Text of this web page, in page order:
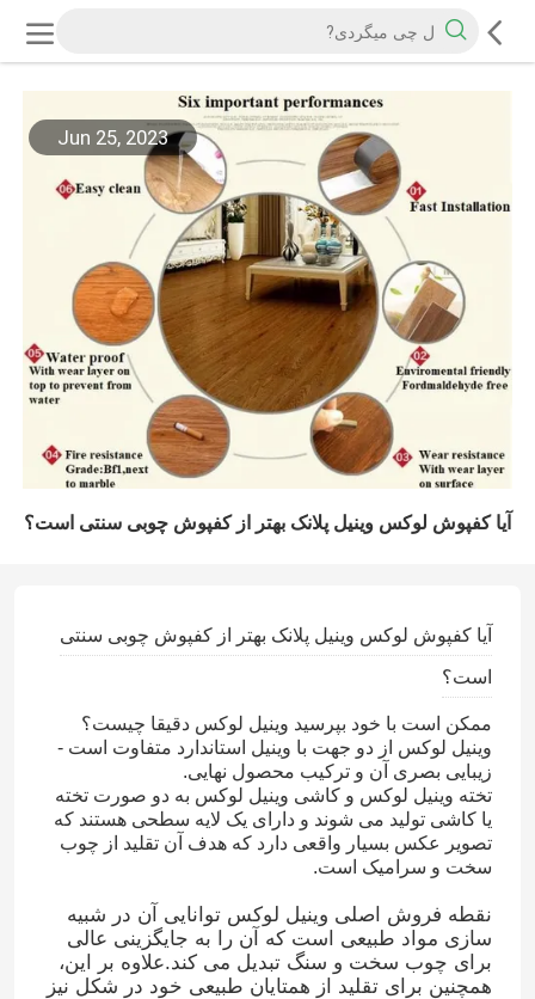
Jun 25, 2023
آیا کفپوش لوکس وینیل پلانک بهتر از کفپوش چوبی سنتی است؟
آیا کفپوش لوکس وینیل پلانک بهتر از کفپوش چوبی سنتی
است؟
ممکن است با خود بپرسید وینیل لوکس دقیقا چیست؟
وینیل لوکس از دو جهت با وینیل استاندارد متفاوت است -
زیبایی بصری آن و ترکیب محصول نهایی.
تخته وینیل لوکس و کاشی وینیل لوکس به دو صورت تخته
یا کاشی تولید می شوند و دارای یک لایه سطحی هستند که
تصویر عکس بسیار واقعی دارد که هدف آن تقلید از چوب
سخت و سرامیک است.
نقطه فروش اصلی وینیل لوکس توانایی آن در شبیه
سازی مواد طبیعی است که آن را به جایگزینی عالی
برای چوب سخت و سنگ تبدیل می کند.علاوه بر این،
همچنین برای تقلید از همتایان طبیعی خود در شکل نیز